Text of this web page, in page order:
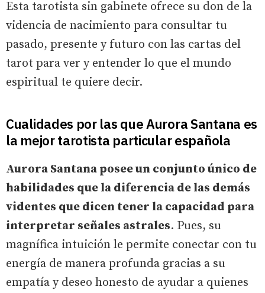
Esta tarotista sin gabinete ofrece su don de la
videncia de nacimiento para consultar tu
pasado, presente y futuro con las cartas del
tarot para ver y entender lo que el mundo
espiritual te quiere decir.
Cualidades por las que Aurora Santana es
la mejor tarotista particular española
Aurora Santana posee un conjunto único de
habilidades que la diferencia de las demás
videntes que dicen tener la capacidad para
interpretar señales astrales. Pues, su
magnífica intuición le permite conectar con tu
energía de manera profunda gracias a su
empatía y deseo honesto de ayudar a quienes